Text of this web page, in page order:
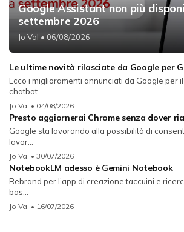
Google Assistant non più
settembre 2026
Jo Val • 06/08/2026
Le ultime novità rilasciate da Google per
Ecco i miglioramenti annunciati da Google per
chatbot...
Jo Val • 04/08/2026
Presto aggiornerai Chrome senza dover
Google sta lavorando alla possibilità di
lavor...
Jo Val • 30/07/2026
NotebookLM adesso è Gemini Notebook
Rebrand per l'app di creazione taccuini e
bas...
Jo Val • 16/07/2026